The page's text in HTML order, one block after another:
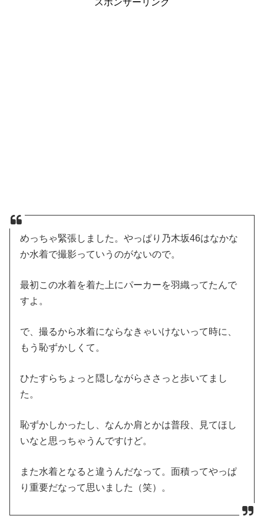
めっちゃ緊張しました。やっぱり乃木坂46はなかな
か水着で撮影っていうのがないので。
最初この水着を着た上にパーカーを羽織ってたんで
すよ。
で、撮るから水着にならなきゃいけないって時に、
もう恥ずかしくて。
ひたすらちょっと隠しながらささっと歩いてまし
た。
恥ずかしかったし、なんか肩とかは普段、見てほし
いなと思っちゃうんですけど。
また水着となると違うんだなって。面積ってやっぱ
り重要だなって思いました（笑）。